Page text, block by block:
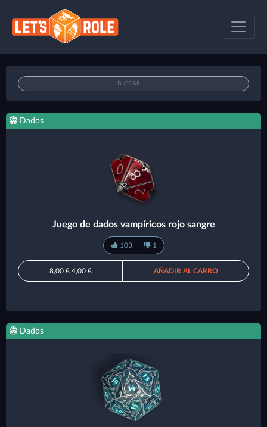
Dados
Juego de dados vampíricos rojo sangre
103 1
8,00 €4,00 € AÑADIR AL CARRO
Dados